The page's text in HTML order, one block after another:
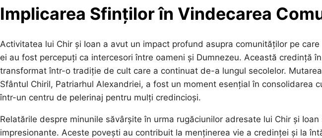
Implicarea Sfinților în Vindecarea
Activitatea lui Chir și Ioan a avut un impact profund asupra comunităților pe
ei au fost percepuți ca intercesori între oameni și Dumnezeu. Această credință
transformat într-o tradiție de cult care a continuat de-a lungul secolelor.
Sfântul Chiril, Patriarhul Alexandriei, a fost un moment esențial în consolidarea
într-un centru de pelerinaj pentru mulți credincioși.
Relatările despre minunile săvârșite în urma rugăciunilor adresate lui Chir și
impresionante. Aceste povești au contribuit la menținerea vie a credinței și la